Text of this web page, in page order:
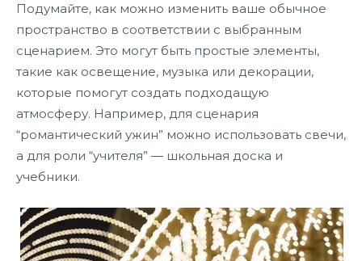
Подумайте, как можно изменить ваше обычное
пространство в соответствии с выбранным
сценарием. Это могут быть простые элементы,
такие как освещение, музыка или декорации,
которые помогут создать подходащую
атмосферу. Например, для сценария
“романтический ужин” можно использовать свечи,
а для роли “учителя” — школьная доска и
учебники.